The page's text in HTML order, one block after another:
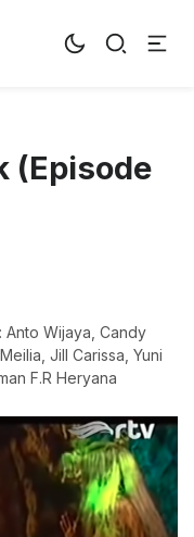
(Episode
Anto Wijaya, Candy
Jill Carissa, Yuni
F.R Heryana